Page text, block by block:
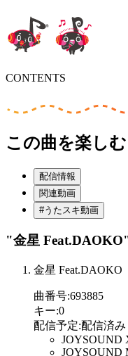
CONTENTS
この曲を楽しむ
配信情報
関連動画
#うたスキ動画
"金星
金星 Feat.DAOKO
曲番号:693885
キー:0
配信予定:配信済み
JOYSOUND
JOYSOUND